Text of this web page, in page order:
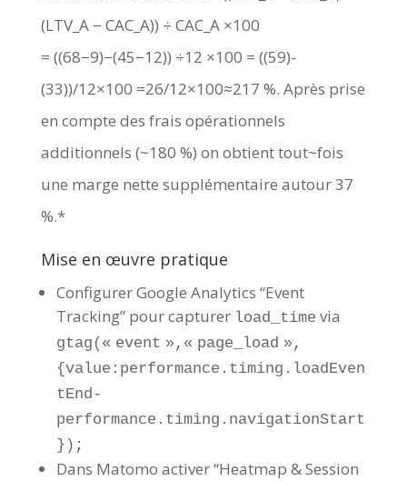
(LTV_A − CAC_A)) ÷ CAC_A ×100
= ((68−9)−(45−12)) ÷12 ×100 = ((59)-
(33))/12×100 =26/12×100≈217 %. Après prise
en compte des frais opérationnels
additionnels (~180 %) on obtient tout~fois
une marge nette supplémentaire autour 37
%.*
Mise en œuvre pratique
Configurer Google Analytics “Event
Tracking” pour capturer load_time via
gtag(« event »,« page_load »,
{value:performance.timing.loadEven
tEnd-
performance.timing.navigationStart
});
Dans Matomo activer “Heatmap & Session